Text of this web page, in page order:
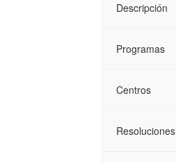
Descripción
Programas
Centros
Resoluciones